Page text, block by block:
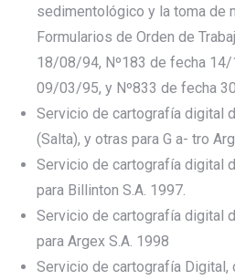
sedimentológico y la toma de
Formularios de Orden de
18/08/94, Nº183 de fecha
09/03/95, y Nº833 de fecha
Servicio de cartografía digital
(Salta), y otras para G a- tro
Servicio de cartografía digital
para Billinton S.A. 1997.
Servicio de cartografía digital
para Argex S.A. 1998
Servicio de cartografía Digital,